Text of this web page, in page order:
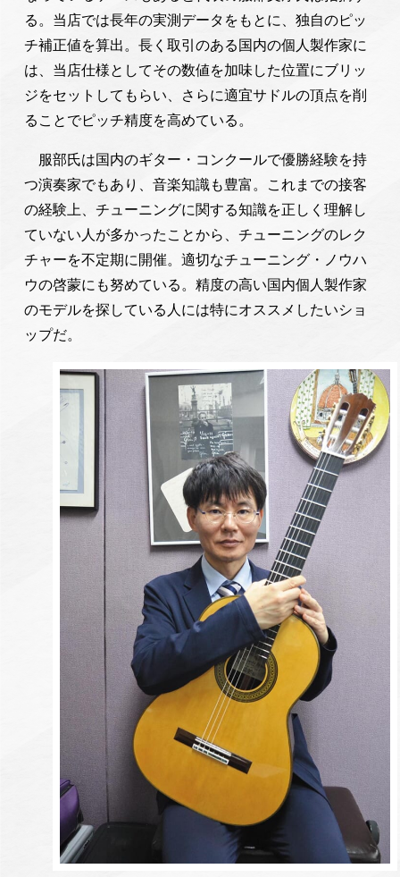
る。当店では長年の実測データをもとに、独自のピッ
チ補正値を算出。長く取引のある国内の個人製作家に
は、当店仕様としてその数値を加味した位置にブリッ
ジをセットしてもらい、さらに適宜サドルの頂点を削
ることでピッチ精度を高めている。
服部氏は国内のギター・コンクールで優勝経験を持
つ演奏家でもあり、音楽知識も豊富。これまでの接客
の経験上、チューニングに関する知識を正しく理解し
ていない人が多かったことから、チューニングのレク
チャーを不定期に開催。適切なチューニング・ノウハ
ウの啓蒙にも努めている。精度の高い国内個人製作家
のモデルを探している人には特にオススメしたいショ
ップだ。